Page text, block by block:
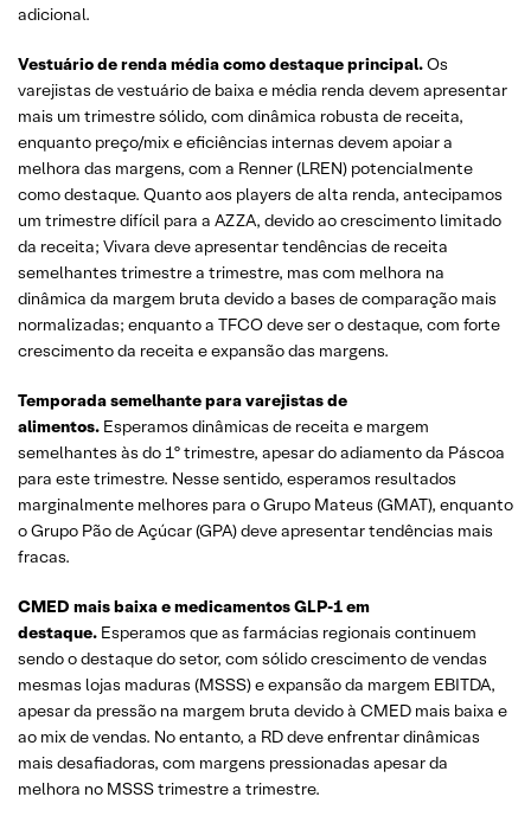
adicional.
Vestuário de renda média como destaque principal.Os
varejistas de vestuário de baixa e média renda devem apresentar
mais um trimestre sólido, com dinâmica robusta de receita,
enquanto preço/mix e eficiências internas devem apoiar a
melhora das margens, com a Renner (LREN) potencialmente
como destaque. Quanto aos players de alta renda, antecipamos
um trimestre difícil para a AZZA, devido ao crescimento limitado
da receita; Vivara deve apresentar tendências de receita
semelhantes trimestre a trimestre, mas com melhora na
dinâmica da margem bruta devido a bases de comparação mais
normalizadas; enquanto a TFCO deve ser o destaque, com forte
crescimento da receita e expansão das margens.
Temporada semelhante para varejistas de
alimentos. Esperamos dinâmicas de receita e margem
semelhantes às do 1º trimestre, apesar do adiamento da Páscoa
para este trimestre. Nesse sentido, esperamos resultados
marginalmente melhores para o Grupo Mateus (GMAT), enquanto
o Grupo Pão de Açúcar (GPA) deve apresentar tendências mais
fracas.
CMED mais baixa e medicamentos GLP-1 em
destaque. Esperamos que as farmácias regionais continuem
sendo o destaque do setor, com sólido crescimento de vendas
mesmas lojas maduras (MSSS) e expansão da margem EBITDA,
apesar da pressão na margem bruta devido à CMED mais baixa e
ao mix de vendas. No entanto, a RD deve enfrentar dinâmicas
mais desafiadoras, com margens pressionadas apesar da
melhora no MSSS trimestre a trimestre.